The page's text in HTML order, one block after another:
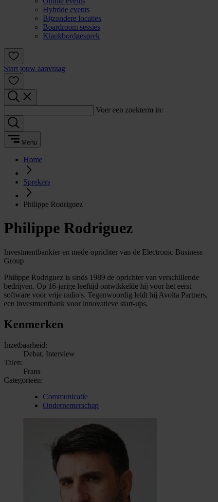
Hybride events
Bijzondere locaties
Boardroom sessies
Klankbordgesprek
Start jouw aanvraag
Voer een zoekterm in:
Menu
Home
Sprekers
Philippe Rodriguez
Philippe Rodriguez
Investmentbankier en mede-oprichter van de Electronic Business
Group
Philippe Rodriguez is sinds 1989 de oprichter van verschillende
bedrijven. Op 16-jarige leeftijd ontwikkelde hij voor het eerst
software voor vrije radio's. Tegenwoordig leidt hij Avolta Partners,
een investmentbank voor innovatieve start-ups.
Kenmerken
Inzetbaarheid:
Debat, Interview
Talen:
Frans
Categorieën:
Communicatie
Ondernemerschap